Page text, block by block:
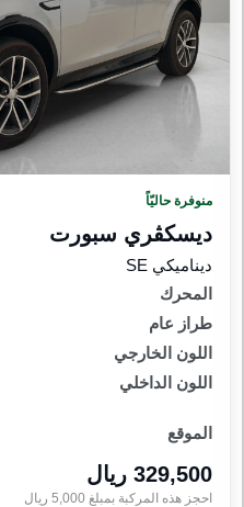
منوفرة حاليّاً
ديسكڤري سبورت‎
ديناميكي SE
المحرك
طراز عام
اللون الخارجي
اللون الداخلي
الموقع
329,500 ريال‎
احجز هذه المركبة بمبلغ 5,000 ريال‎
المحرك
المواصفات
اللون
الداخلي
طراز